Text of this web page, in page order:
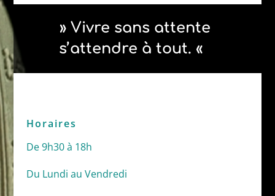
» Vivre sans attente
s’attendre à tout. «
Horaires
De 9h30 à 18h
Du Lundi au Vendredi